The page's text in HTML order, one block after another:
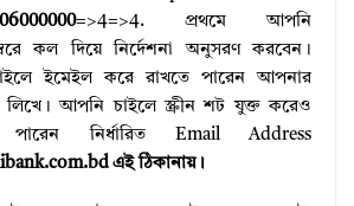
=>4=>4. প্রথমে আপনি
কল দিয়ে নির্দেশনা অনুসরণ করবেন।
ইমেইল করে রাখতে পারেন আপনার
লিখে। আপনি চাইলে স্ক্রীন শট যুক্ত করেও
নির্ধারিত Email Address
এই ঠিকানায়।